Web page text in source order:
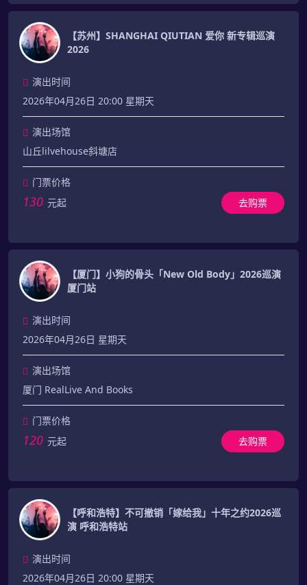
【苏州】SHANGHAI QIUTIAN 爱你 新专辑巡演
2026
演出时间
2026年04月26日 20:00 星期天
演出场馆
山丘lilvehouse斜塘店
门票价格
130 元起 去购票
【厦门】小狗的骨头「New Old Body」2026巡演
厦门站
演出时间
2026年04月26日 星期天
演出场馆
厦门 RealLive And Books
门票价格
120 元起 去购票
【呼和浩特】不可撤销「嫁给我」十年之约2026巡
演 呼和浩特站
演出时间
2026年04月26日 20:00 星期天